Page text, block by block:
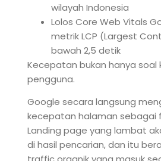
wilayah Indonesia
Lolos Core Web Vitals
metrik LCP (Largest
bawah 2,5 detik
Kecepatan bukan hanya soal
pengguna.
Google secara langsung
kecepatan halaman sebagai
Landing page yang lambat
di hasil pencarian, dan itu